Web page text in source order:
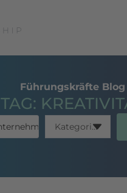
Führungskräfte Blog
TAG: